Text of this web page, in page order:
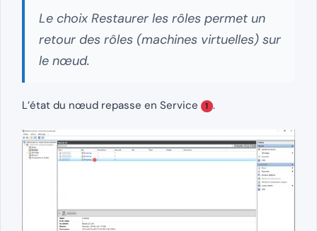
Le choix Restaurer les rôles permet un
retour des rôles (machines virtuelles) sur
le nœud.
L’état du nœud repasse en Service 1 .